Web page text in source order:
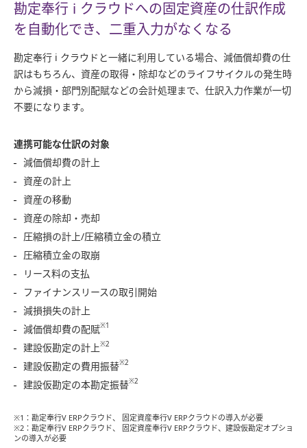
勘定奉行 i クラウドへの固定資産の仕訳作成
を自動化でき、二重入力がなくなる
勘定奉行 i クラウドと一緒に利用している場合、減価償却費の仕
訳はもちろん、資産の取得・除却などのライフサイクルの発生時
から減損・部門別配賦などの会計処理まで、仕訳入力作業が一切
不要になります。
連携可能な仕訳の対象
減価償却費の計上
資産の計上
資産の移動
資産の除却・売却
圧縮損の計上/圧縮積立金の積立
圧縮積立金の取崩
リース料の支払
ファイナンスリースの取引開始
減損損失の計上
減価償却費の配賦※1
建設仮勘定の計上※2
建設仮勘定の費用振替※2
建設仮勘定の本勘定振替※2
※1：勘定奉行V ERPクラウド、 固定資産奉行V ERPクラウドの導入が必要
※2：勘定奉行V ERPクラウド、 固定資産奉行V ERPクラウド、建設仮勘定オプショ
ンの導入が必要